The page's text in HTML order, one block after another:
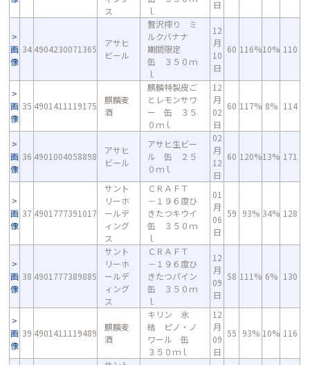
ス
ｌ
日
画
像
34 4904230071365
アサヒ
ビール
贅沢搾り ミ
ルクバナナ
期間限定
缶 ３５０ｍ
ｌ
12
月
10
日
60 116%10% 110
画
像
35 4901411119175
麒麟麦
酒
麒麟特製皮ご
とレモンサワ
ー 缶 ３５
０ｍｌ
12
月
02
日
60 117% 8% 114
画
像
36 4901004058898
アサヒ
ビール
アサヒ生ビー
ル 缶 ２５
０ｍｌ
02
月
12
日
60 120%13% 171
画
像
37 4901777391017
サント
リーホ
ールデ
ィング
ス
ＣＲＡＦＴ
－１９６度ひ
きたつキウイ
缶 ３５０ｍ
ｌ
01
月
06
日
59 93% 34% 128
画
像
38 4901777389885
サント
リーホ
ールデ
ィング
ス
ＣＲＡＦＴ
－１９６度ひ
きたつパイン
缶 ３５０ｍ
ｌ
12
月
09
日
58 111% 6% 130
画
像
39 4901411119489
麒麟麦
酒
キリン 氷
結 ピノ・ノ
ワール 缶
３５０ｍｌ
12
月
09
日
55 93% 10% 116